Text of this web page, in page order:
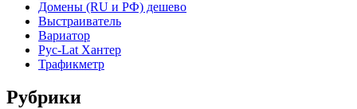
Домены (RU и РФ) дешево
Выстраиватель
Вариатор
Рус-Lat Хантер
Трафикметр
Рубрики